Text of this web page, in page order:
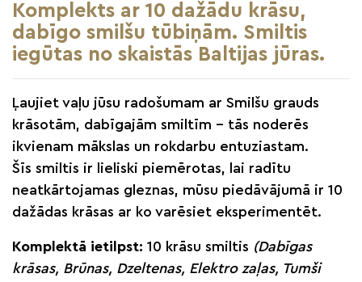
Komplekts ar 10 dažādu krāsu,
dabīgo smilšu tūbiņām. Smiltis
iegūtas no skaistās Baltijas jūras.
Ļaujiet vaļu jūsu radošumam ar Smilšu grauds
krāsotām, dabīgajām smiltīm – tās noderēs
ikvienam mākslas un rokdarbu entuziastam.
Šīs smiltis ir lieliski piemērotas, lai radītu
neatkārtojamas gleznas, mūsu piedāvājumā ir 10
dažādas krāsas ar ko varēsiet eksperimentēt.
Komplektā ietilpst: 10 krāsu smiltis (Dabīgas
krāsas, Brūnas, Dzeltenas, Elektro zaļas, Tumši